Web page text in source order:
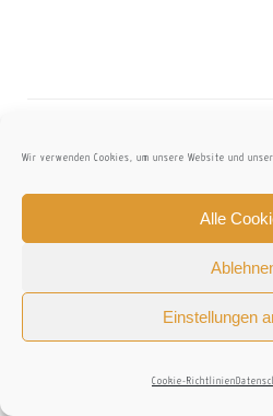
Wir verwenden Cookies, um unsere Website und
Alle
Einstellungen
Cookie-Richtlinien
UNVERGESSLICHE
NOVEMBER 2023
FATALE BEDROHUNG: